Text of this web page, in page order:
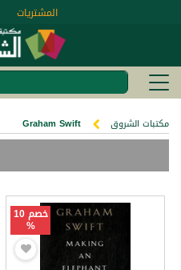
المشتريات
مكتبات الشروق Graham Swift
خصم 10
%